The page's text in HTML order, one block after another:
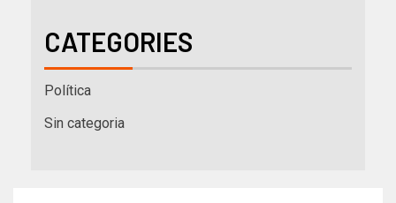
CATEGORIES
Política
Sin categoria